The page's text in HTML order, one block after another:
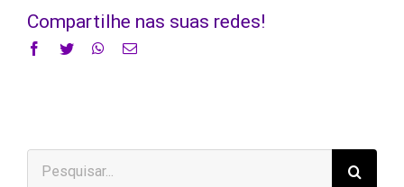
Compartilhe nas suas redes!
Facebook
TwitterWhatsApp
E-
resultados